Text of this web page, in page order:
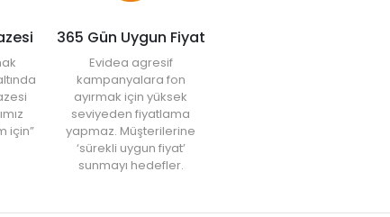
için”
365 Gün Uygun Fiyat
Evidea agresif
kampanyalara fon
ayırmak için yüksek
seviyeden fiyatlama
yapmaz. Müşterilerine
‘sürekli uygun fiyat’
sunmayı hedefler.